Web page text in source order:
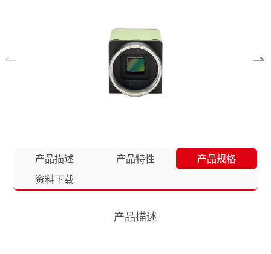
产品描述 产品特性
产品规格
资料下载
产品描述